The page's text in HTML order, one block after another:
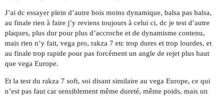
J’ai dc essayer plein d’autre bois moins dynamique, balsa pas balsa,
au finale rien à faire j’y reviens toujours à celui ci, dc je test d’autre
plaques, plus dur pour plus d’accroche et de dynamisme contenu,
mais rien n’y fait, vega pro, rakza 7 etc trop dures et trop lourdes, et
au finale trop rapide pour pas forcément un angle de rejet plus haut
que vega Europe.
Et la test du rakza 7 soft, soi disant similaire au vega Europe, ce qui
n’est pas faut car sensiblement même dureté, même poids, mais un